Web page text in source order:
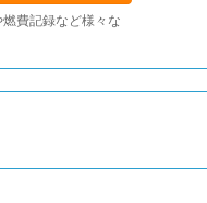
費記録など様々な